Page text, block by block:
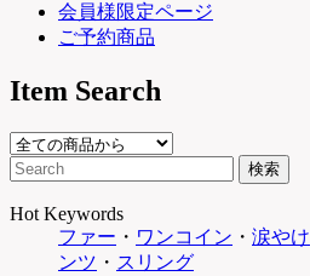
会員様限定ページ
ご予約商品
Item Search
Hot Keywords
ファー ・ ワンコイン ・ 涙やけ
ンツ ・ スリング